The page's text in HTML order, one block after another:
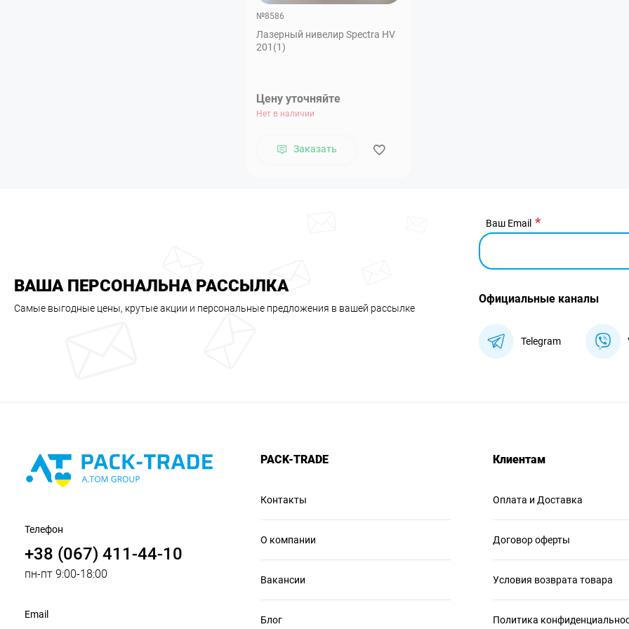
№8586
Лазерный нивелир Spectra HV
201(1)
Цену уточняйте
Нет в наличии
Заказать
ВАША ПЕРСОНАЛЬНА РАССЫЛКА
Самые выгодные цены, крутые акции и персональные предложения в вашей рассылке
Ваш Email
Официальные каналы
Telegram
Телефон
+38 (067) 411-44-10
пн-пт 9:00-18:00
Email
PACK-TRADE
Контакты
О компании
Вакансии
Блог
Клиентам
Оплата и Доставка
Договор оферты
Условия возврата товара
Политика